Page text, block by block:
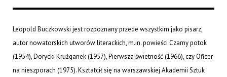
Leopold Buczkowski jest rozpoznany przede wszystkim jako pisarz,
autor nowatorskich utworów literackich, m.in. powieści Czarny potok
(1954), Dorycki Krużganek (1957), Pierwsza świetność (1966), czy Oficer
na nieszporach (1975). Kształcił się na warszawskiej Akademii Sztuk